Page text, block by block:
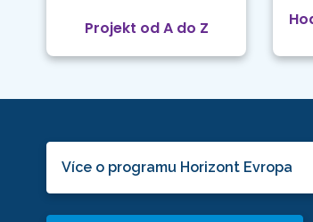
Projekt od A do Z
Více o programu Horizont Evropa